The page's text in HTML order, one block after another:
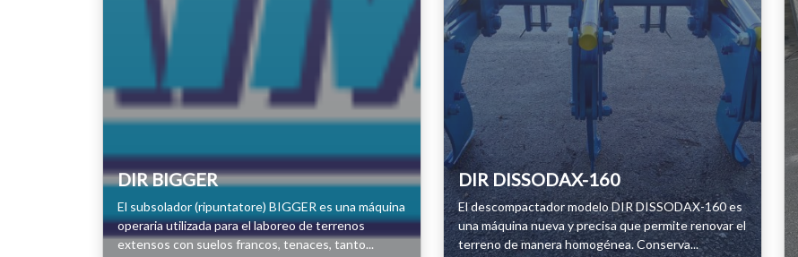
DIR BIGGER
El subsolador (ripuntatore) BIGGER es una máquina
operaria utilizada para el laboreo de terrenos
extensos con suelos francos, tenaces, tanto...
DIR DISSODAX-160
El descompactador modelo DIR DISSODAX-160 es
una máquina nueva y precisa que permite renovar el
terreno de manera homogénea. Conserva...